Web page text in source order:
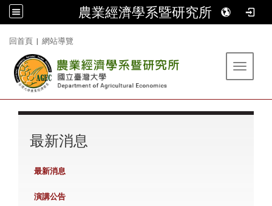
農業經濟學系暨研究所
回首頁 | 網站導覽
Toggle
最新消息
最新消息
演講公告